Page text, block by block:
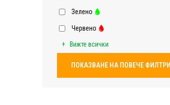
Зелено
Червено
Вижте всички
ПОКАЗВАНЕ НА ПОВЕЧЕ ФИЛТРИ